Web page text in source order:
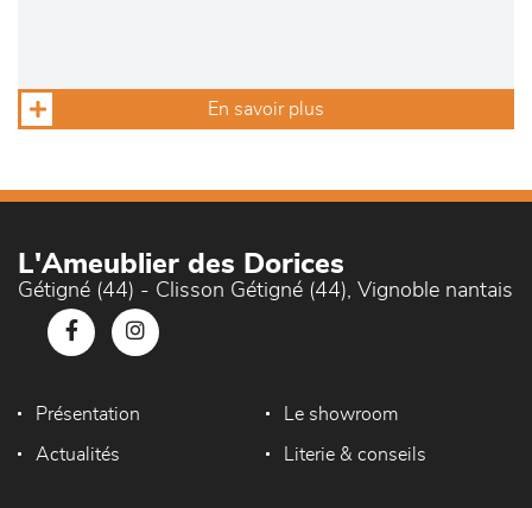
En savoir plus
L'Ameublier des Dorices
Gétigné (44) - Clisson Gétigné (44), Vignoble nantais
Présentation Le showroom
Actualités Literie & conseils